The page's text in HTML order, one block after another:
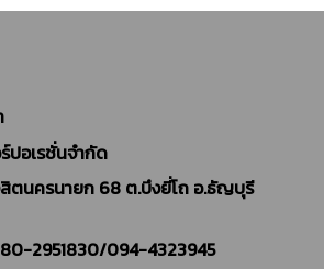
ปอเรชั่นจำกัด
ตนครนายก 68 ต.บึงยี่โถ อ.ธัญบุรี
2951830/094-4323945